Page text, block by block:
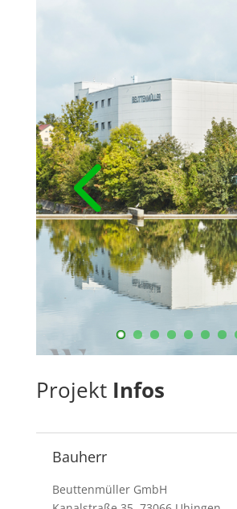
Projekt Infos
Bauherr
Beuttenmüller GmbH